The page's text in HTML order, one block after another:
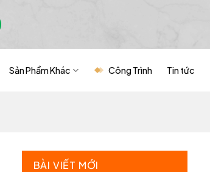
Sản Phẩm Khác Công Trình Tin tức
BÀI VIẾT MỚI